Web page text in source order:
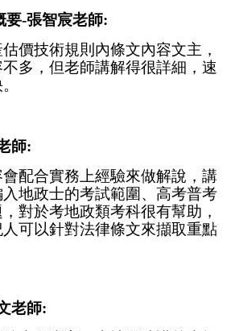
要-張智宸老師:
價技術規則內條文內容文主，
多，但老師講解得很詳細，速
師:
配合實務上經驗來做解說，講
地政士的考試範圍、高考普考
對於考地政類考科很有幫助，
可以針對法律條文來擷取重點
老師: